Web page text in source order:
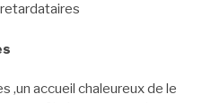
,un accueil chaleureux de le